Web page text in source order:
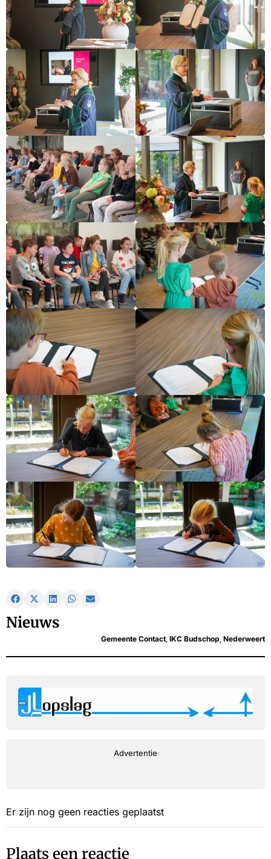
Nieuws
Gemeente Contact, IKC Budschop, Nederweert
Advertentie
Er zijn nog geen reacties geplaatst
Plaats een reactie